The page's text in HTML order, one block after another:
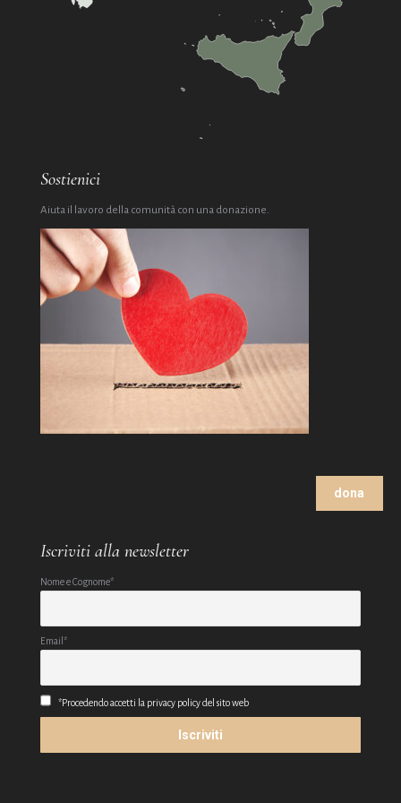
Sostienici
Aiuta il lavoro della comunità con una donazione.
dona
Iscriviti alla newsletter
Nome e Cognome*
Email*
*Procedendo accetti la privacy policy del sito web